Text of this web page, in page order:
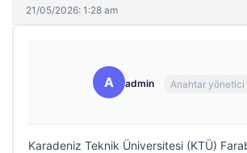
21/05/2026: 1:28 am
A admin Anahtar yönetici
Karadeniz Teknik Üniversitesi (KTÜ)